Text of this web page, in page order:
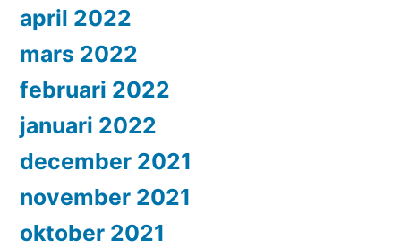
april 2022
mars 2022
februari 2022
januari 2022
december 2021
november 2021
oktober 2021